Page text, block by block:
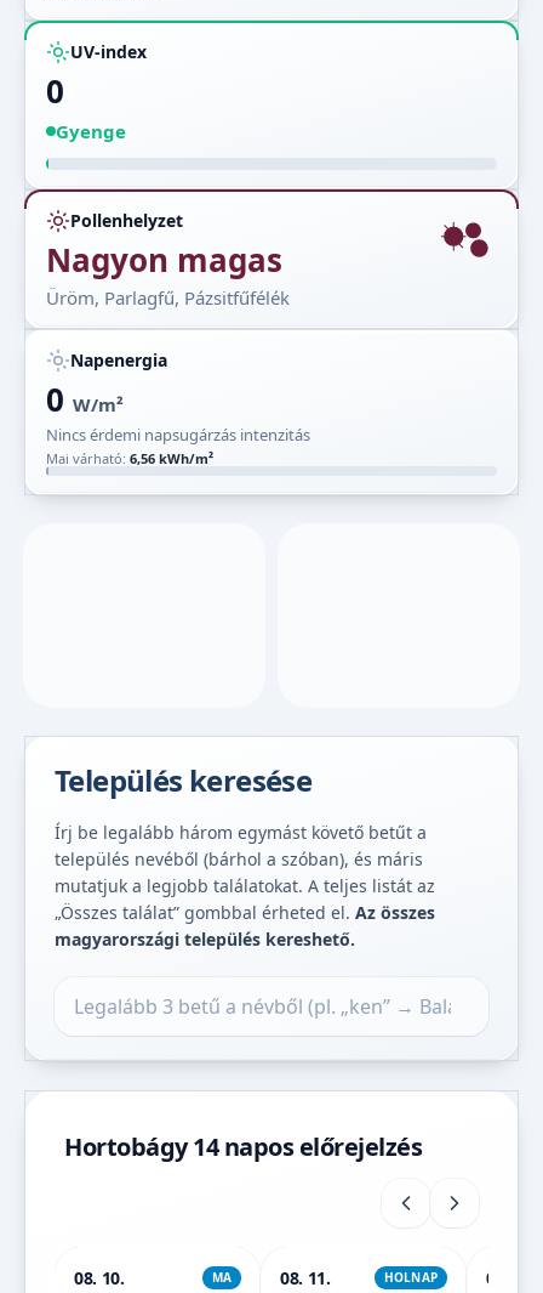
UV-index
0
Gyenge
Pollenhelyzet
Nagyon magas
Üröm, Parlagfű, Pázsitfűfélék
Napenergia
0 W/m²
Nincs érdemi napsugárzás intenzitás
Mai várható: 6,56 kWh/m²
Település keresése
Írj be legalább három egymást követő betűt a
település nevéből (bárhol a szóban), és máris
mutatjuk a legjobb találatokat. A teljes listát az
„Összes találat” gombbal érheted el. Az összes
magyarországi település kereshető.
Hortobágy 14 napos előrejelzés
08. 10. MA 08. 11. HOLNAP 08. 12.